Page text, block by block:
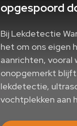
opgespoord
Bij Lekdetectie
het om ons eigen
aanrichten, vooral
onopgemerkt
lekdetectie,
vochtplekken aan